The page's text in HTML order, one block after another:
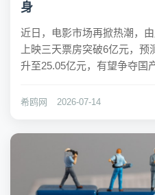
身
近日，电影市场再掀热潮，
上映三天票房突破6亿元，
升至25.05亿元，有望争夺国
深圳电影制片厂，一家由深
希鸥网 2026-07-14